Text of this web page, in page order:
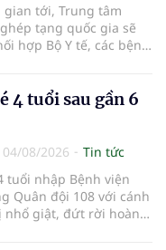
gian tới, Trung tâm
tạng quốc gia sẽ
hợp Bộ Y tế, các bệnh
thông, hoàn thiện
môn và hệ thống
mô tạng.
4 tuổi sau gần 6
04/08/2026
Tin tức
tuổi nhập Bệnh viện
Quân đội 108 với cánh
nhổ giật, đứt rời hoàn